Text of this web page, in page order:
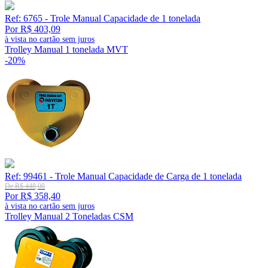
Ref: 6765 - Trole Manual Capacidade de 1 tonelada
Por R$ 403,09
à vista no cartão sem juros
Trolley Manual 1 tonelada MVT
-20%
Ref: 99461 - Trole Manual Capacidade de Carga de 1 tonelada
De R$ 448,00
Por R$ 358,40
à vista no cartão sem juros
Trolley Manual 2 Toneladas CSM